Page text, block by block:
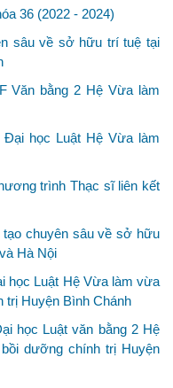
36 (2022 - 2024)
sâu về sở hữu trí tuệ tại
Văn bằng 2 Hệ Vừa làm
Đại học Luật Hệ Vừa làm
trình Thạc sĩ liên kết
tạo chuyên sâu về sở hữu
Hà Nội
học Luật Hệ Vừa làm vừa
trị Huyện Bình Chánh
học Luật văn bằng 2 Hệ
dưỡng chính trị Huyện